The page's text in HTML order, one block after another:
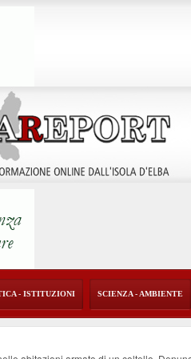
- ISTITUZIONI SCIENZA - AMBIENTE